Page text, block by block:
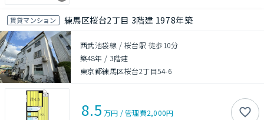
賃貸マンション 練馬区桜台2丁目 3階建 1978年築
西武池袋線 / 桜台駅 徒歩10分
築48年 / 3階建
東京都練馬区桜台2丁目54-6
8.5 万円 /管理費2,000円